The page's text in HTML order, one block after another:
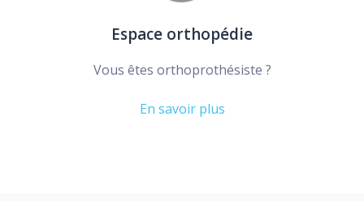
Espace orthopédie
Vous êtes orthoprothésiste ?
En savoir plus